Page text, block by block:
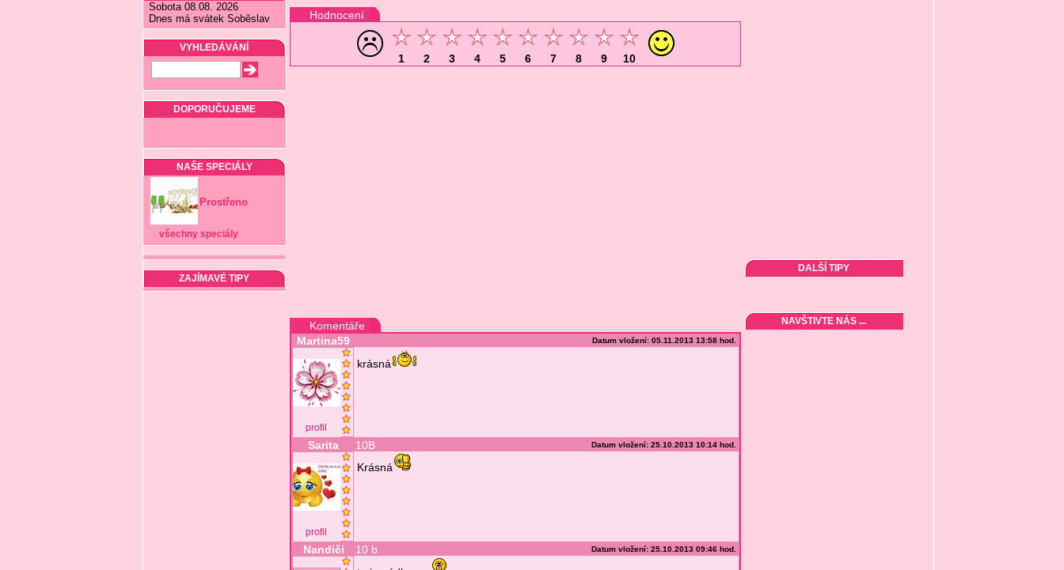
Sobota 08.08. 2026
Dnes má svátek Soběslav
VYHLEDÁVÁNÍ
DOPORUČUJEME
NAŠE SPECIÁLY
Prostřeno
všechny speciály
ZAJÍMAVÉ TIPY
Hodnocení
1 2 3 4 5 6 7 8 9 10
Komentáře
Martina59
Datum vložení: 05.11.2013 13:58 hod.
profil
krásná
Sarita 10B Datum vložení: 25.10.2013 10:14 hod.
profil
Krásná
Nandiči 10 b Datum vložení: 25.10.2013 09:46 hod.
DALŠÍ TIPY
NAVŠTIVTE NÁS ...